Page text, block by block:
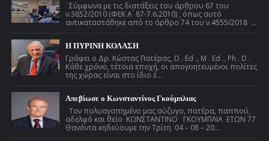
Σύμφωνα με τις διατάξεις του άρθρου 67 του
ν.3852/2010 (ΦΕΚ Α ́ 87-7.6.2010) , όπως αυτό
αντικαταστάθηκε από το άρθρο 74 του ν.4555/2018 ...
Η ΠΥΡΙΝΗ ΚΟΛΑΣΗ
Γράφει ο Δρ. Κώστας Πατέρας, D . Ed ., M . Ed ., Ph . D .
Κάθε χρόνο, τέτοια εποχή, οι απογοητευμένοι πολίτες
της χώρας είναι στο ίδιο έ...
Απεβίωσε ο Κωνσταντίνος Γκούμπλιας
Τον πολυαγαπημένο μας σύζυγο, πατέρα, παππού,
αδελφό και θείο ΚΩΝΣΤΑΝΤΙΝΟ ΓΚΟΥΜΠΛΙΑ ΕΤΩΝ 77
Θανόντα κηδεύουμε την Τρίτη 04 – 08 – 20...